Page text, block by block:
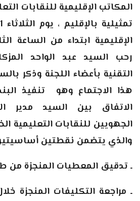
المكاتب الإقليمية للنقابات
الإقليمية ابتداء من الساعة
رحب السيد عبد الواحد
التقنية بأعضاء اللجنة وذكر
هذا الاجتماع وهو تنفيذ
الاتفاق بين السيد مدير
الجهويين للنقابات التعليمية
والذي يتضمن نقطتين
ـ تدقيق المعطيات المنجزة من
ـ مراجعة التكليفات المنجزة